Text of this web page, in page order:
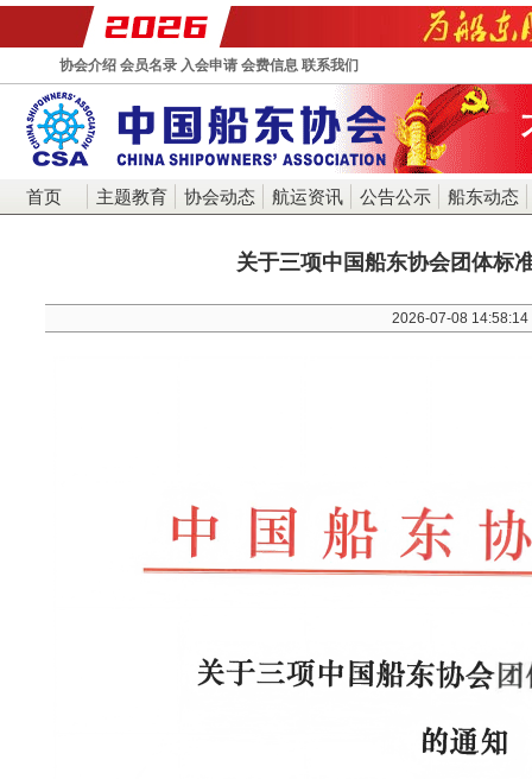
协会介绍 会员名录 入会申请 会费信息 联系我们
首页 主题教育 协会动态 航运资讯 公告公示 船东动态
关于三项中国船东协会团体标
2026-07-08 14:58:14